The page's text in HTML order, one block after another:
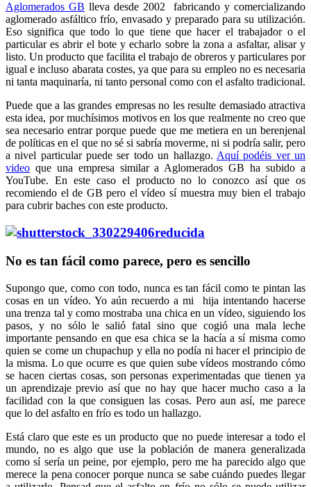
Aglomerados GB lleva desde 2002 fabricando y comercializando
aglomerado asfáltico frío, envasado y preparado para su utilización.
Eso significa que todo lo que tiene que hacer el trabajador o el
particular es abrir el bote y echarlo sobre la zona a asfaltar, alisar y
listo. Un producto que facilita el trabajo de obreros y particulares por
igual e incluso abarata costes, ya que para su empleo no es necesaria
ni tanta maquinaría, ni tanto personal como con el asfalto tradicional.
Puede que a las grandes empresas no les resulte demasiado atractiva
esta idea, por muchísimos motivos en los que realmente no creo que
sea necesario entrar porque puede que me metiera en un berenjenal
de políticas en el que no sé si sabría moverme, ni si podría salir, pero
a nivel particular puede ser todo un hallazgo. Aquí podéis ver un
video que una empresa similar a Aglomerados GB ha subido a
YouTube. En este caso el producto no lo conozco así que os
recomiendo el de GB pero el vídeo sí muestra muy bien el trabajo
para cubrir baches con este producto.
No es tan fácil como parece, pero es sencillo
Supongo que, como con todo, nunca es tan fácil como te pintan las
cosas en un vídeo. Yo aún recuerdo a mi hija intentando hacerse
una trenza tal y como mostraba una chica en un vídeo, siguiendo los
pasos, y no sólo le salió fatal sino que cogió una mala leche
importante pensando en que esa chica se la hacía a sí misma como
quien se come un chupachup y ella no podía ni hacer el principio de
la misma. Lo que ocurre es que quien sube vídeos mostrando cómo
se hacen ciertas cosas, son personas experimentadas que tienen ya
un aprendizaje previo así que no hay que hacer mucho caso a la
facilidad con la que consiguen las cosas. Pero aun así, me parece
que lo del asfalto en frío es todo un hallazgo.
Está claro que este es un producto que no puede interesar a todo el
mundo, no es algo que use la población de manera generalizada
como sí sería un peine, por ejemplo, pero me ha parecido algo que
merece la pena conocer porque nunca se sabe cuándo puedes llegar